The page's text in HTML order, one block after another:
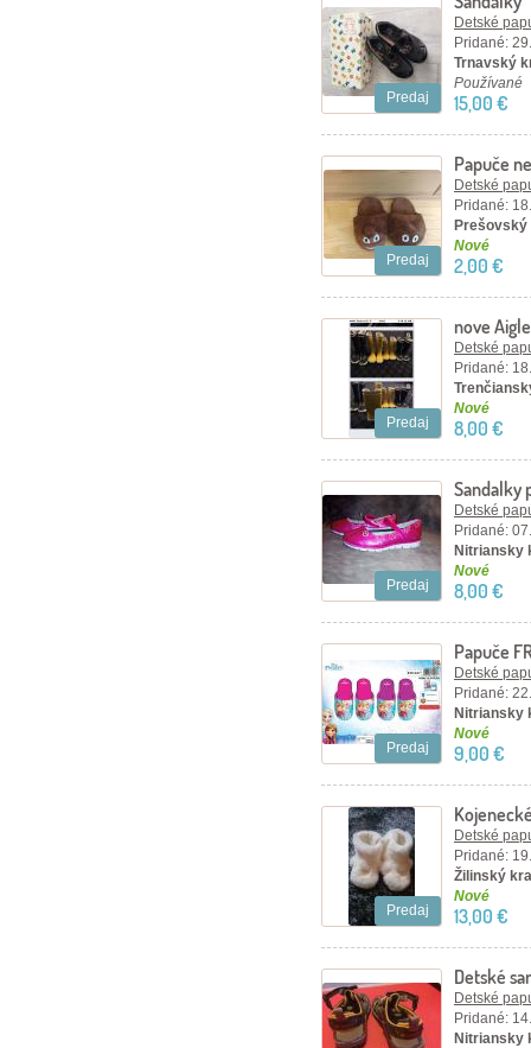
Predaj
Detské
Pridané:
Trnavský
Používané
15,00 €
Predaj
Papuče
Detské
Pridané:
Nové
2,00 €
Predaj
nove
Detské
Pridané:
Nové
8,00 €
Predaj
Sandalky
Detské
Pridané:
Nitriansky
Nové
8,00 €
Predaj
Papuče
Detské
Pridané:
Nitriansky
Nové
9,00 €
Predaj
Detské
Pridané:
Žilinský
Nové
13,00 €
Detské
Detské
Pridané:
Nitriansky